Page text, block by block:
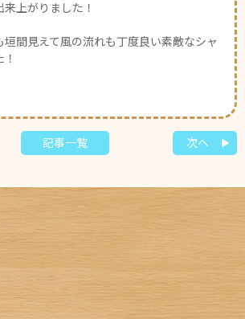
上がりました！
間見えて風の流れも丁度良い素敵なシャ
次へ
記事一覧